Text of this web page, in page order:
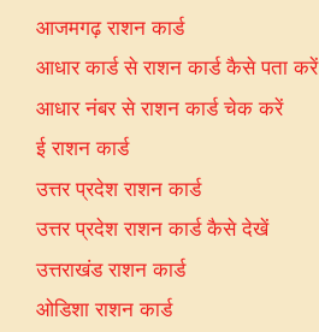
आजमगढ़ राशन कार्ड
आधार कार्ड से राशन कार्ड कैसे पता करें
आधार नंबर से राशन कार्ड चेक करें
ई राशन कार्ड
उत्तर प्रदेश राशन कार्ड
उत्तर प्रदेश राशन कार्ड कैसे देखें
उत्तराखंड राशन कार्ड
ओडिशा राशन कार्ड